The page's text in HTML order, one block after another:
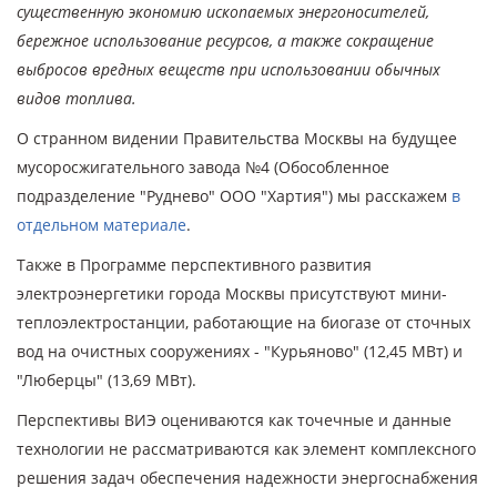
существенную экономию ископаемых энергоносителей,
бережное использование ресурсов, а также сокращение
выбросов вредных веществ при использовании обычных
видов топлива.
О странном видении Правительства Москвы на будущее
мусоросжигательного завода №4 (Обособленное
подразделение "Руднево" ООО "Хартия") мы расскажем в
отдельном материале.
Также в Программе перспективного развития
электроэнергетики города Москвы присутствуют мини-
теплоэлектростанции, работающие на биогазе от сточных
вод на очистных сооружениях - "Курьяново" (12,45 МВт) и
"Люберцы" (13,69 МВт).
Перспективы ВИЭ оцениваются как точечные и данные
технологии не рассматриваются как элемент комплексного
решения задач обеспечения надежности энергоснабжения